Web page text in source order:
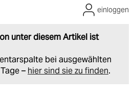
unter diesem Artikel ist
bei ausgewählten
– hier sind sie zu finden.
einloggen